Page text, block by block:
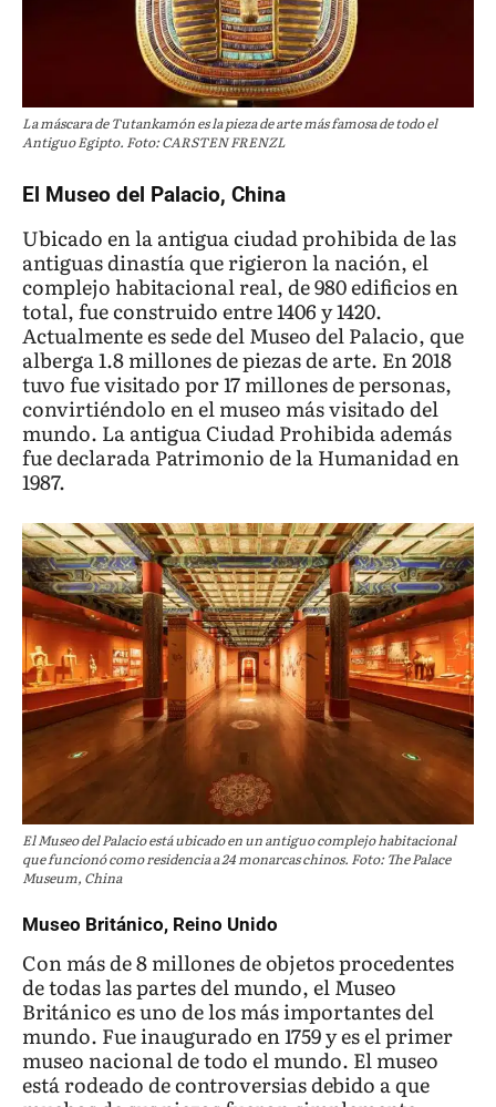
La máscara de Tutankamón es la pieza de arte más famosa de todo el
Antiguo Egipto. Foto: CARSTEN FRENZL
El Museo del Palacio, China
Ubicado en la antigua ciudad prohibida de las
antiguas dinastía que rigieron la nación, el
complejo habitacional real, de 980 edificios en
total, fue construido entre 1406 y 1420.
Actualmente es sede del Museo del Palacio, que
alberga 1.8 millones de piezas de arte. En 2018
tuvo fue visitado por 17 millones de personas,
convirtiéndolo en el museo más visitado del
mundo. La antigua Ciudad Prohibida además
fue declarada Patrimonio de la Humanidad en
1987.
El Museo del Palacio está ubicado en un antiguo complejo habitacional
que funcionó como residencia a 24 monarcas chinos. Foto: The Palace
Museum, China
Museo Británico, Reino Unido
Con más de 8 millones de objetos procedentes
de todas las partes del mundo, el Museo
Británico es uno de los más importantes del
mundo. Fue inaugurado en 1759 y es el primer
museo nacional de todo el mundo. El museo
está rodeado de controversias debido a que